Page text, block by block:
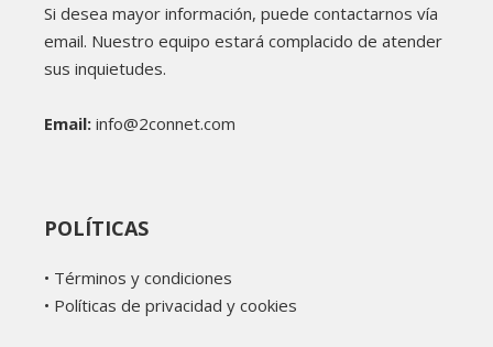
Si desea mayor información, puede contactarnos vía
email. Nuestro equipo estará complacido de atender
sus inquietudes.
Email: info@2connet.com
POLÍTICAS
• Términos y condiciones
• Políticas de privacidad y cookies